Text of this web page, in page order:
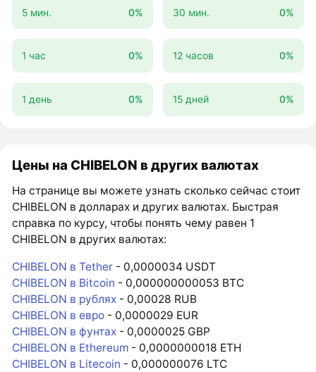
5 мин. 0% 30 мин. 0%
1 час 0% 12 часов 0%
1 день 0% 15 дней 0%
Цены на CHIBELON в других валютах
На странице вы можете узнать сколько сейчас стоит
CHIBELON в долларах и других валютах. Быстрая
справка по курсу, чтобы понять чему равен 1
CHIBELON в других валютах:
CHIBELON в Tether - 0,0000034 USDT
CHIBELON в Bitcoin - 0,000000000053 BTC
CHIBELON в рублях - 0,00028 RUB
CHIBELON в евро - 0,0000029 EUR
CHIBELON в фунтах - 0,0000025 GBP
CHIBELON в Ethereum - 0,0000000018 ETH
CHIBELON в Litecoin - 0,000000076 LTC